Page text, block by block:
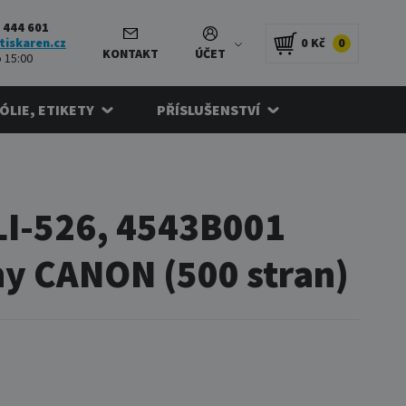
601
15:00
KONTAKT ÚČET
0 Kč 0
ETIKETY PŘÍSLUŠENSTVÍ
526, 4543B001
CANON (500 stran)